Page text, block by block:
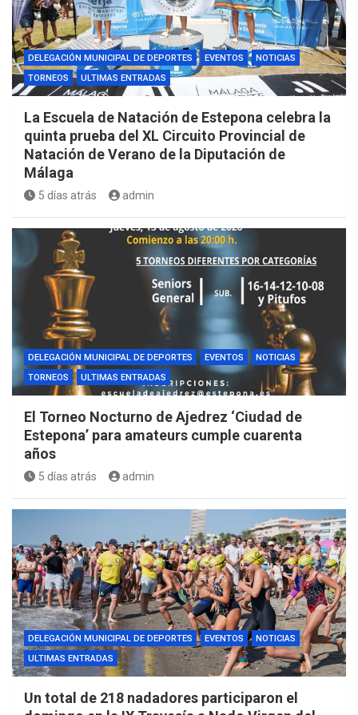
DELEGACIÓN MUNICIPAL DE DEPORTES EVENTOS
NOTICIAS
TORNEOS
ULTIMAS ENTRADAS
La Escuela de Natación de Estepona celebra la
quinta prueba del XL Circuito Provincial de
Natación de Verano de la Diputación de
Málaga
5 días atrás admin
DELEGACIÓN MUNICIPAL DE DEPORTES EVENTOS
NOTICIAS
TORNEOS
ULTIMAS ENTRADAS
El Torneo Nocturno de Ajedrez ‘Ciudad de
Estepona’ para amateurs cumple cuarenta
años
5 días atrás admin
DELEGACIÓN MUNICIPAL DE DEPORTES EVENTOS
NOTICIAS
ULTIMAS ENTRADAS
Un total de 218 nadadores participaron el